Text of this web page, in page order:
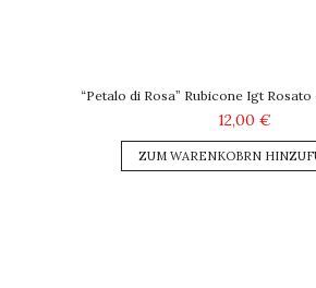
“Petalo di Rosa” Rubicone Igt
12,00 €
ZUM WARENKOBRN